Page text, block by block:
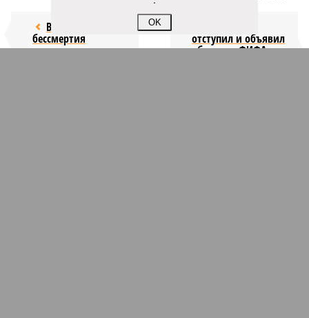
Возраст
бессмертия отступил и объявил
об отказе ФИФА от
OK